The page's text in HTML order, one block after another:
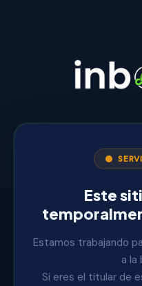
Este
Estamos trabajando
a la
Si eres el titular de